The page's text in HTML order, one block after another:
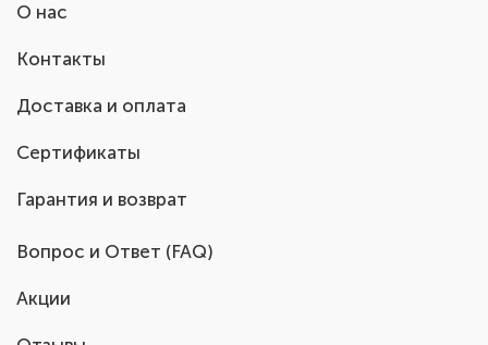
О нас
Контакты
Доставка и оплата
Сертификаты
Гарантия и возврат
Вопрос и Ответ (FAQ)
Акции